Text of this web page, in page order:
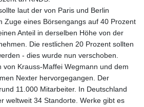
laut der von Paris und Berlin
Zuge eines Börsengangs auf 40 Prozent
Anteil in derselben Höhe von der
Die restlichen 20 Prozent sollten
- dies wurde nun verschoben.
von Krauss-Maffei Wegmann und dem
Nexter hervorgegangen. Der
11.000 Mitarbeiter. In Deutschland
weltweit 34 Standorte. Werke gibt es